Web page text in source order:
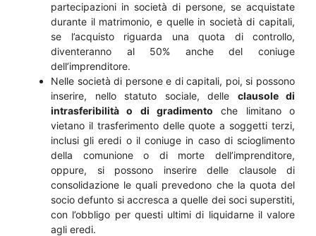
partecipazioni in società di persone, se acquistate
durante il matrimonio, e quelle in società di capitali,
se l’acquisto riguarda una quota di controllo,
diventeranno al 50% anche del coniuge
dell’imprenditore.
Nelle società di persone e di capitali, poi, si possono
inserire, nello statuto sociale, delle clausole di
intrasferibilità o di gradimento che limitano o
vietano il trasferimento delle quote a soggetti terzi,
inclusi gli eredi o il coniuge in caso di scioglimento
della comunione o di morte dell’imprenditore,
oppure, si possono inserire delle clausole di
consolidazione le quali prevedono che la quota del
socio defunto si accresca a quelle dei soci superstiti,
con l’obbligo per questi ultimi di liquidarne il valore
agli eredi.